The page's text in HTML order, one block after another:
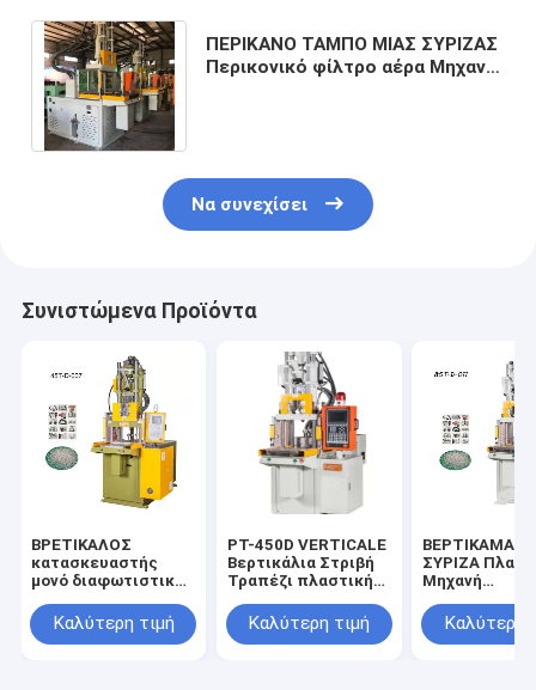
ΠΕΡΙΚΑΝΟ ΤΑΜΠΟ ΜΙΑΣ ΣΥΡΙΖΑΣ
Περικονικό φίλτρο αέρα Μηχανή
Να συνεχίσει
Συνιστώμενα Προϊόντα
ΒΡΕΤΙΚΑΛΟΣ
κατασκευαστής
μονό διαφωτιστικό
συσκευή
κατασκευής θήκης
Καλύτερη τιμή
PT-450D VERTICALE
Βερτικάλια Στριβή
Τραπέζι πλαστικής
Καλύτερη τιμή
ΣΥΡΙΖΑ
Μηχανή
Ενέσιμης
Τυποποίησης
Καλύτερη